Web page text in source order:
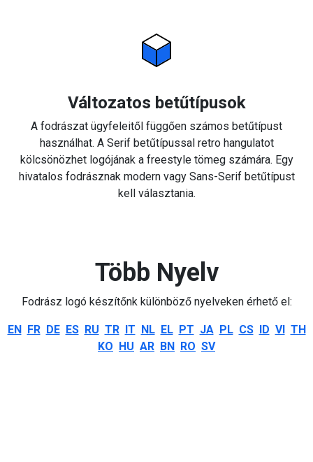
Változatos betűtípusok
A fodrászat ügyfeleitől függően számos betűtípust
használhat. A Serif betűtípussal retro hangulatot
kölcsönözhet logójának a freestyle tömeg számára. Egy
hivatalos fodrásznak modern vagy Sans-Serif betűtípust
kell választania.
Több Nyelv
Fodrász logó készítőnk különböző nyelveken érhető el:
EN FR DE ES RU TR IT NL EL PT JA PL CS ID VI TH
KO HU AR BN RO SV